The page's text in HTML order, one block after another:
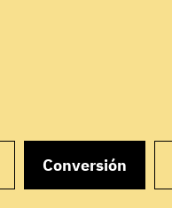
Conversión